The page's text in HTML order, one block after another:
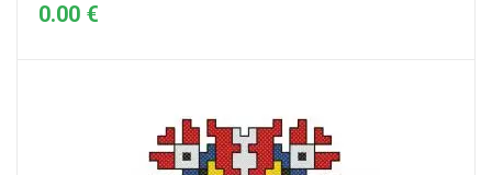
0.00 €